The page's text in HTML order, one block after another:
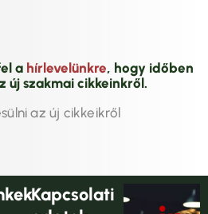
a hírlevelünkre, hogy időben
új szakmai cikkeinkről.
az új cikkeikről
Kapcsolati